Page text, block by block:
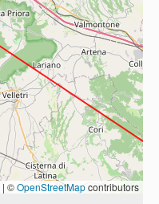
| ©OpenStreetMapcontributors